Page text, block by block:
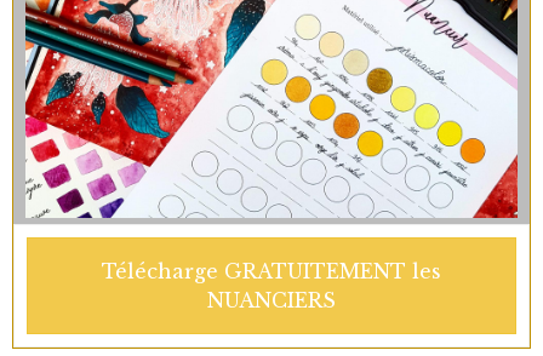
Télécharge GRATUITEMENT les
NUANCIERS